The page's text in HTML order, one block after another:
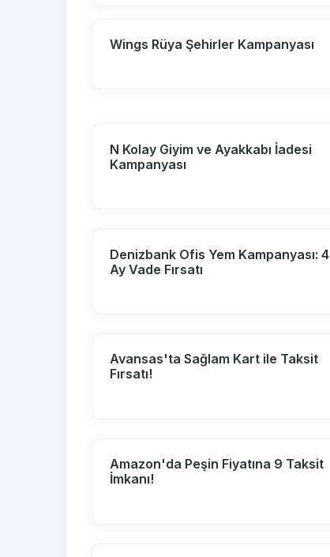
Wings Rüya Şehirler Kampanyası
N Kolay Giyim ve Ayakkabı İadesi
Kampanyası
Denizbank Ofis Yem Kampanyası: 4
Ay Vade Fırsatı
Avansas'ta Sağlam Kart ile Taksit
Fırsatı!
Amazon'da Peşin Fiyatına 9 Taksit
İmkanı!